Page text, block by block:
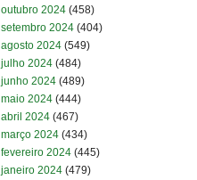
outubro 2024 (458)
setembro 2024 (404)
agosto 2024 (549)
julho 2024 (484)
junho 2024 (489)
maio 2024 (444)
abril 2024 (467)
março 2024 (434)
fevereiro 2024 (445)
janeiro 2024 (479)